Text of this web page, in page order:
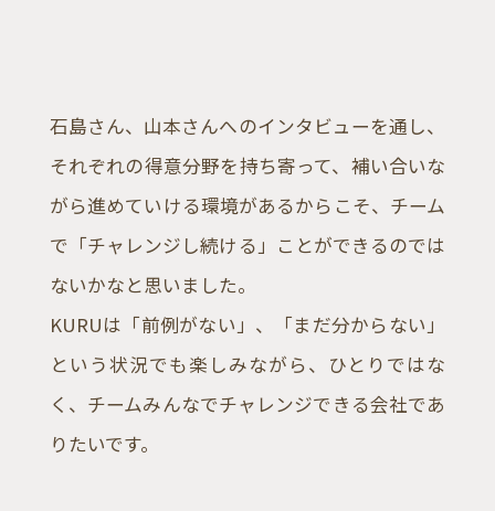
石島さん、山本さんへのインタビューを通し、
それぞれの得意分野を持ち寄って、補い合いな
がら進めていける環境があるからこそ、チーム
で「チャレンジし続ける」ことができるのでは
ないかなと思いました。
KURUは「前例がない」、「まだ分からない」
という状況でも楽しみながら、ひとりではな
く、チームみんなでチャレンジできる会社であ
りたいです。